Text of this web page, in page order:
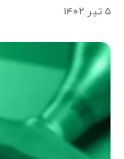
۵ تیر ۱۴۰۲